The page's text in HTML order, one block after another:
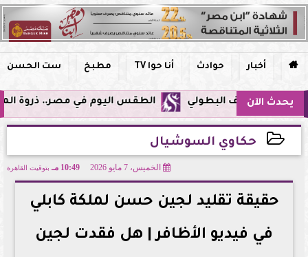
 أخبار حوادث أنا حوا TV مطبخ ست الحسن
يحدث الآن الطقس اليوم في مصر.. ذروة الموجة شديدة
حكاوي السوشيال
الخميس، 7 مايو 2026 10:49 مـ بتوقيت القاهرة
حقيقة تقليد لجين حسن لملكة كابلي
في فيديو الأظافر | هل فقدت لجين